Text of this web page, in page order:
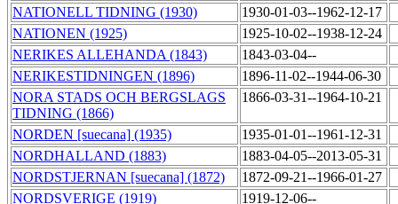
NATIONELL TIDNING (1930)
1930-01-03--1962-12-17
NATIONEN (1925)
1925-10-02--1938-12-24
NERIKES ALLEHANDA (1843)
1843-03-04--
NERIKESTIDNINGEN (1896)
1896-11-02--1944-06-30
NORA STADS OCH BERGSLAGS
TIDNING (1866)
1866-03-31--1964-10-21
NORDEN [suecana] (1935)
1935-01-01--1961-12-31
NORDHALLAND (1883)
1883-04-05--2013-05-31
NORDSTJERNAN [suecana] (1872)
1872-09-21--1966-01-27
NORDSVERIGE (1919)
1919-12-06--